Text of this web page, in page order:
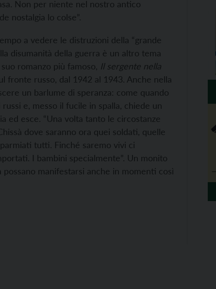
Non per niente nel nostro antico
nostalgia lo colse”.
a vedere le distruzioni della “grande
disumanità della guerra è un altro tema
romanzo più famoso, Il sergente nella
fronte russo, dal 1942 al 1943. Anche nella
un barlume di speranza: come quando
e, messo il fucile in spalla, chiede un
ed esce. “Una volta tanto le circostanze
dove saranno ora quei soldati, quelle
tutti. Finché saremo vivi ci
I bambini specialmente”. Un monito
manifestarsi anche in momenti così